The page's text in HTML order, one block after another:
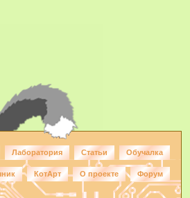
Лаборатория Статьи Обучалка
КотАрт О проекте Форум